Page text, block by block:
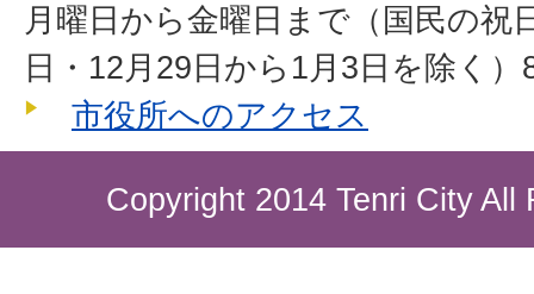
月曜日から金曜日まで（国民の祝
日・12月29日から1月3日を除く
市役所へのアクセス
Copyright 2014 Tenri City All